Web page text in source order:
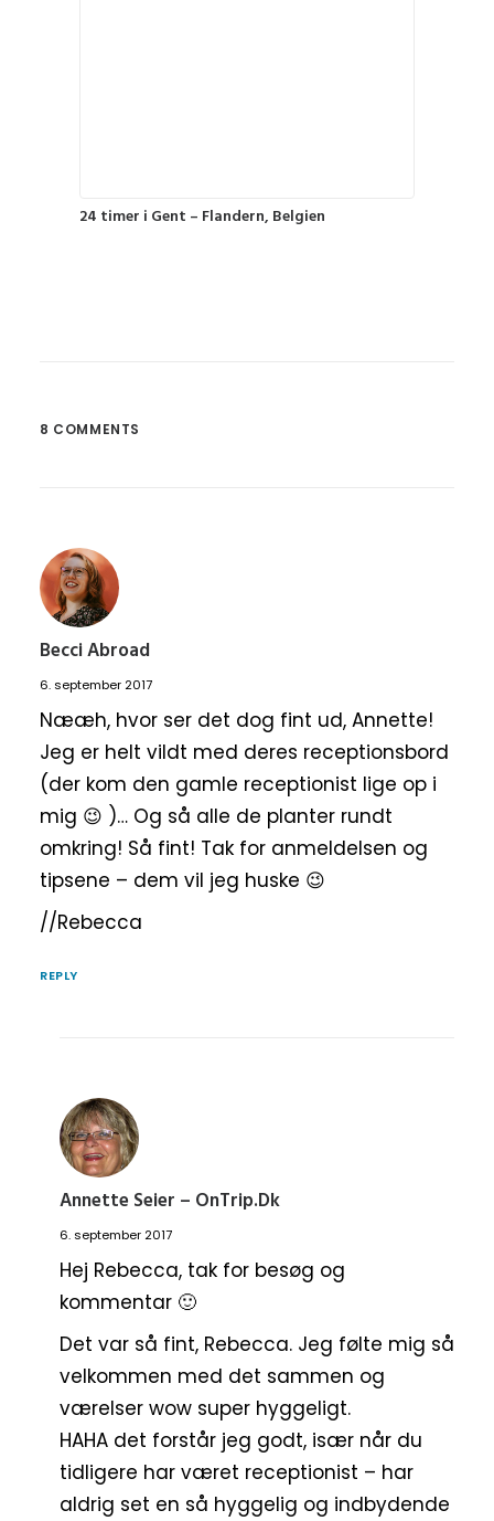
24 timer i Gent – Flandern, Belgien
8 COMMENTS
Becci Abroad
6. september 2017
Nææh, hvor ser det dog fint ud, Annette!
Jeg er helt vildt med deres receptionsbord
(der kom den gamle receptionist lige op i
mig 😉 )… Og så alle de planter rundt
omkring! Så fint! Tak for anmeldelsen og
tipsene – dem vil jeg huske 😉
//Rebecca
REPLY
Annette Seier – OnTrip.dk
6. september 2017
Hej Rebecca, tak for besøg og
kommentar 🙂
Det var så fint, Rebecca. Jeg følte mig så
velkommen med det sammen og
værelser wow super hyggeligt.
HAHA det forstår jeg godt, især når du
tidligere har været receptionist – har
aldrig set en så hyggelig og indbydende